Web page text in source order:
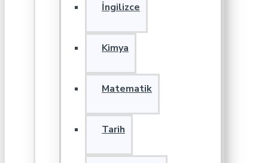
İngilizce
Kimya
Matematik
Tarih